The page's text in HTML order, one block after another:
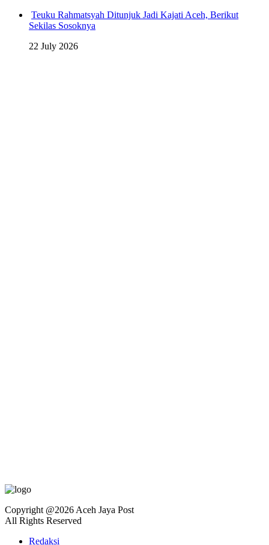
Teuku Rahmatsyah Ditunjuk Jadi Kajati Aceh, Berikut
Sekilas Sosoknya
22 July 2026
Copyright @2026 Aceh Jaya Post
All Rights Reserved
Redaksi